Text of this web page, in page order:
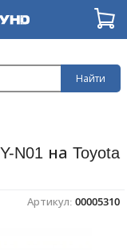
Найти
N01 на Toyota
Артикул: 00005310